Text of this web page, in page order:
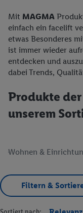
Mit MAGMA
einfach ein facelift
etwas Besonderes
ist immer wieder
entdecken und
dabei Trends,
Produkte
unserem
Wohnen &
Filtern &